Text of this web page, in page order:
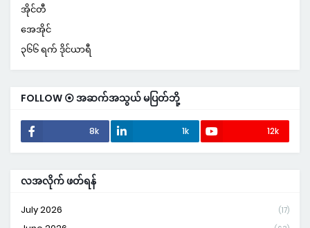
အိုင်တီ
အေအိုင်
၃၆၆ ရက် ဒိုင်ယာရီ
FOLLOW ⦿ အဆက်အသွယ် မပြတ်ဘို့
8k 1k 12k
လအလိုက် ဖတ်ရန်
July 2026 (17)